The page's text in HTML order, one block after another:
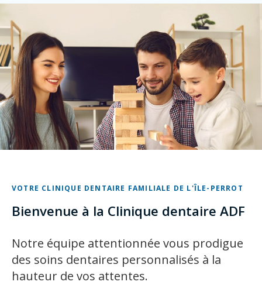
VOTRE CLINIQUE DENTAIRE FAMILIALE DE L'ÎLE-PERROT
Bienvenue à la Clinique dentaire ADF
Notre équipe attentionnée vous prodigue
des soins dentaires personnalisés à la
hauteur de vos attentes.